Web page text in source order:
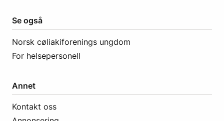
Se også
Norsk cøliakiforenings ungdom
For helsepersonell
Annet
Kontakt oss